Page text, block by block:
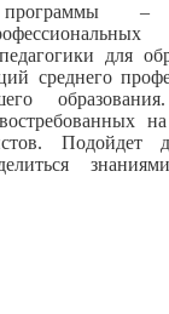
–
для
среднего
Подойдет